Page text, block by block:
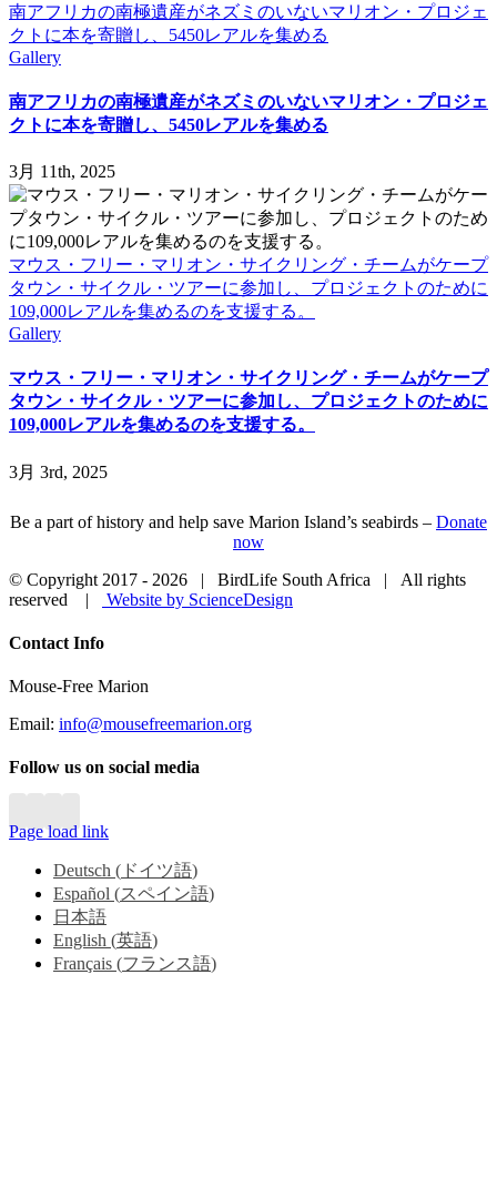
南アフリカの南極遺産がネズミのいないマリオン・プロジェ
クトに本を寄贈し、5450レアルを集める
Gallery
南アフリカの南極遺産がネズミのいないマリオン・プロジェ
クトに本を寄贈し、5450レアルを集める
3月 11th, 2025
マウス・フリー・マリオン・サイクリング・チームがケープ
タウン・サイクル・ツアーに参加し、プロジェクトのために
109,000レアルを集めるのを支援する。
Gallery
マウス・フリー・マリオン・サイクリング・チームがケープ
タウン・サイクル・ツアーに参加し、プロジェクトのために
109,000レアルを集めるのを支援する。
3月 3rd, 2025
Be a part of history and help save Marion Island’s seabirds – Donate
now
© Copyright 2017 - 2026 | BirdLife South Africa | All rights
reserved |
Website by ScienceDesign
Close
Bar
Contact Info
Mouse-Free Marion
Email: info@mousefreemarion.org
Follow us on social media
Page load link
Deutsch ( ドイツ語)
Español (スペイン語)
日本語
English (英語)
Français (フランス語)